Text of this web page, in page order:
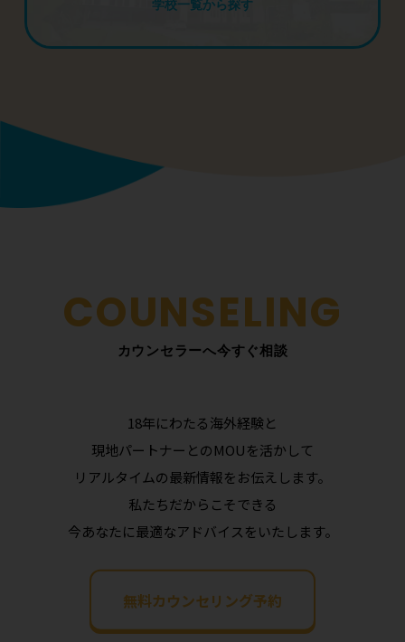
学校一覧から探す
カウンセラーへ今すぐ相談
18年にわたる海外経験と
現地パートナーとのMOUを活かして
リアルタイムの最新情報をお伝えします。
私たちだからこそできる
今あなたに最適なアドバイスをいたします。
無料カウンセリング予約